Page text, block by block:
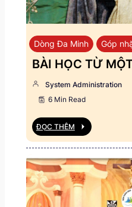
Dòng Đa Minh Góp
BÀI HỌC TỪ
System Administration
6 Min Read
ĐỌC THÊM